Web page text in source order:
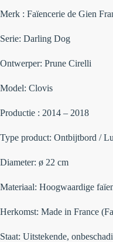
Merk : Faïencerie de Gien
Serie: Darling Dog
Ontwerper: Prune Cirelli
Model: Clovis
Productie : 2014 – 2018
Type product: Ontbijtbord /
Diameter: ø 22 cm
Materiaal: Hoogwaardige
Herkomst: Made in France
Staat: Uitstekende,